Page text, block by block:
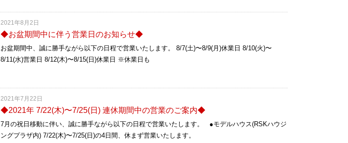
2021年8月2日
◆お盆期間中に伴う営業日のお知らせ◆
お盆期間中、誠に勝手ながら以下の日程で営業いたします。 8/7(土)〜8/9(月)休業日 8/10(火)〜
8/11(水)営業日 8/12(木)〜8/15(日)休業日 ※休業日も
2021年7月22日
◆2021年 7/22(木)〜7/25(日) 連休期間中の営業のご案内◆
7月の祝日移動に伴い、誠に勝手ながら以下の日程で営業いたします。 ●モデルハウス(RSKハウジ
ングプラザ内) 7/22(木)〜7/25(日)の4日間、休まず営業いたします。